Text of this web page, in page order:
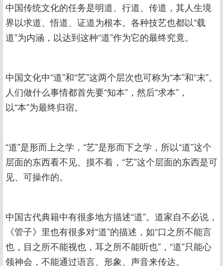
中国传统文化的任务是明道、行道、传道，其人生境
界以求道、悟道、证道为根本。各种技艺也都以“载
道”为内涵，以达到这种“道”作为它的最终究竟。
中国文化中“道”和“艺”这两个层次也可称为“本”和“末”。
人们做什么事情都首先要“知本”，然后“求本”，
以“本”为最终归宿。
“道”是形而上之学，“艺”是形而下之学，所以“道”这个
层面的东西看不见、摸不着，“艺”这个层面的东西是可
见、可操作的。
中国古代典籍中有很多地方描述“道”。道家自不必说，
《管子》里也有很多对“道”的描述，如“口之所不能言
也，目之所不能视也，耳之所不能听也”，“道”只能心
领神会，不能通过语言、形象、声音来传达。